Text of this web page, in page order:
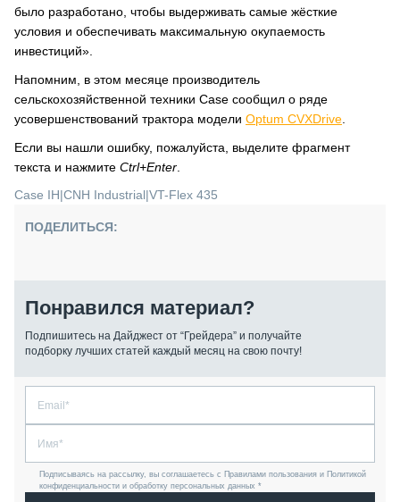
было разработано, чтобы выдерживать самые жёсткие
условия и обеспечивать максимальную окупаемость
инвестиций».
Напомним, в этом месяце производитель
сельскохозяйственной техники Case сообщил о ряде
усовершенствований трактора модели Optum CVXDrive
Если вы нашли ошибку, пожалуйста, выделите фрагмент
текста и нажмите Ctrl+Enter
Case IH|CNH Industrial|VT-Flex 435
ПОДЕЛИТЬСЯ:
Понравился материал?
Подпишитесь на Дайджест от “Грейдера” и получайте
подборку лучших статей каждый месяц на свою почту!
Подписываясь на рассылку, вы соглашаетесь с Правилами пользования и Политикой
конфиденциальности и обработку персональных данных *